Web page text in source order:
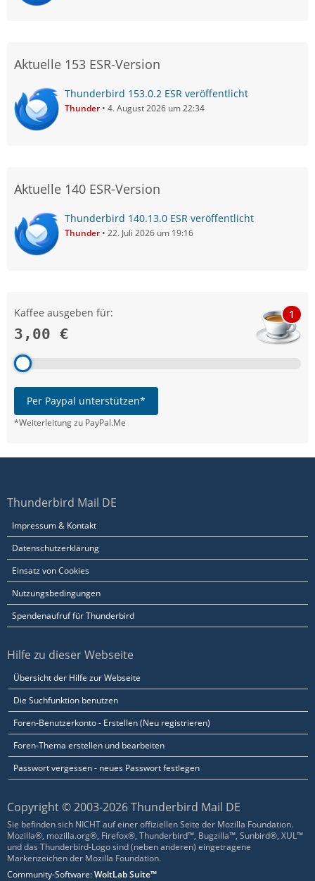
Aktuelle 153 ESR-Version
Thunderbird 153.0.2 ESR veröffentlicht
Thunder 4. August 2026 um 22:34
Aktuelle 140 ESR-Version
Thunderbird 140.13.0 ESR veröffentlicht
Thunder 22. Juli 2026 um 19:16
Kaffee ausgeben für:
3,00 €
1
Per Paypal unterstützen*
*Weiterleitung zu PayPal.Me
Thunderbird Mail DE
Impressum & Kontakt
Datenschutzerklärung
Einsatz von Cookies
Nutzungsbedingungen
Spendenaufruf für Thunderbird
Hilfe zu dieser Webseite
Übersicht der Hilfe zur Webseite
Die Suchfunktion benutzen
Foren-Benutzerkonto - Erstellen (Neu registrieren)
Foren-Thema erstellen und bearbeiten
Passwort vergessen - neues Passwort festlegen
Copyright © 2003-2026 Thunderbird Mail DE
Sie befinden sich NICHT auf einer offiziellen Seite der Mozilla Foundation.
Mozilla®, mozilla.org®, Firefox®, Thunderbird™, Bugzilla™, Sunbird®, XUL™
und das Thunderbird-Logo sind (neben anderen) eingetragene
Markenzeichen der Mozilla Foundation.
Community-Software:WoltLab Suite™